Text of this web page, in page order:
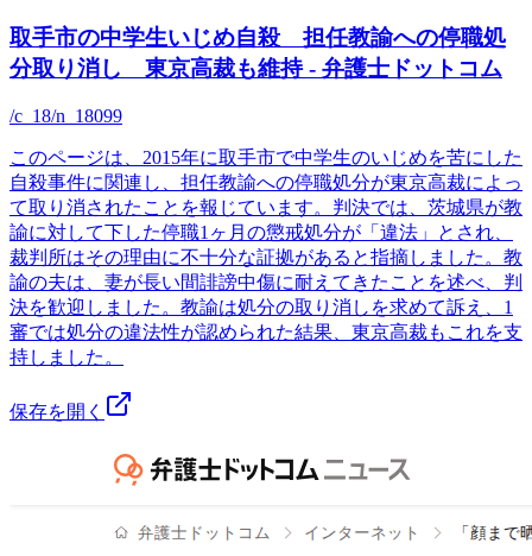
取手市の中学生いじめ自殺 担任教諭への停職処
分取り消し 東京高裁も維持 - 弁護士ドットコム
/c_18/n_18099
このページは、2015年に取手市で中学生のいじめを苦にした
自殺事件に関連し、担任教諭への停職処分が東京高裁によっ
て取り消されたことを報じています。判決では、茨城県が教
諭に対して下した停職1ヶ月の懲戒処分が「違法」とされ、
裁判所はその理由に不十分な証拠があると指摘しました。教
諭の夫は、妻が長い間誹謗中傷に耐えてきたことを述べ、判
決を歓迎しました。教諭は処分の取り消しを求めて訴え、1
審では処分の違法性が認められた結果、東京高裁もこれを支
持しました。
保存を開く